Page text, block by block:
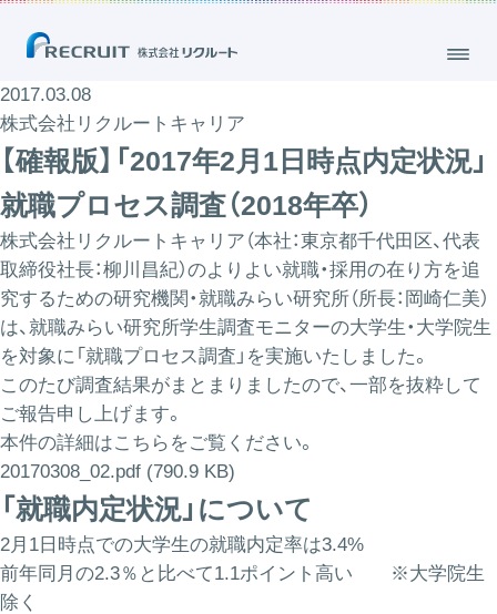
2017.03.08
株式会社リクルートキャリア
【確報版】「2017年2月1日時点内定状況」
就職プロセス調査（2018年卒）
株式会社リクルートキャリア（本社：東京都千代田区、代表
取締役社長：柳川昌紀）のよりよい就職・採用の在り方を追
究するための研究機関・就職みらい研究所（所長：岡崎仁美）
は、就職みらい研究所学生調査モニターの大学生・大学院生
を対象に「就職プロセス調査」を実施いたしました。
このたび調査結果がまとまりましたので、一部を抜粋して
ご報告申し上げます。
本件の詳細はこちらをご覧ください。
20170308_02.pdf (790.9 KB)
「就職内定状況」について
2月1日時点での大学生の就職内定率は3.4%
前年同月の2.3％と比べて1.1ポイント高い ※大学院生
除く